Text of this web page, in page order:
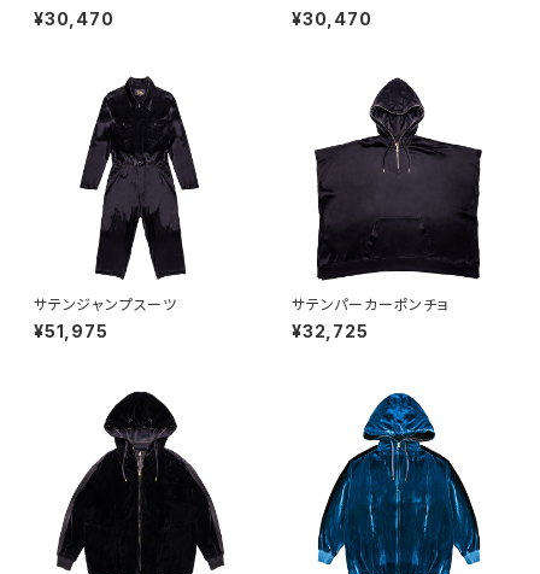
E BEIGE
¥30,470 ¥30,470
サテンジャンプスーツ
¥51,975
サテンパーカーポンチョ
¥32,725